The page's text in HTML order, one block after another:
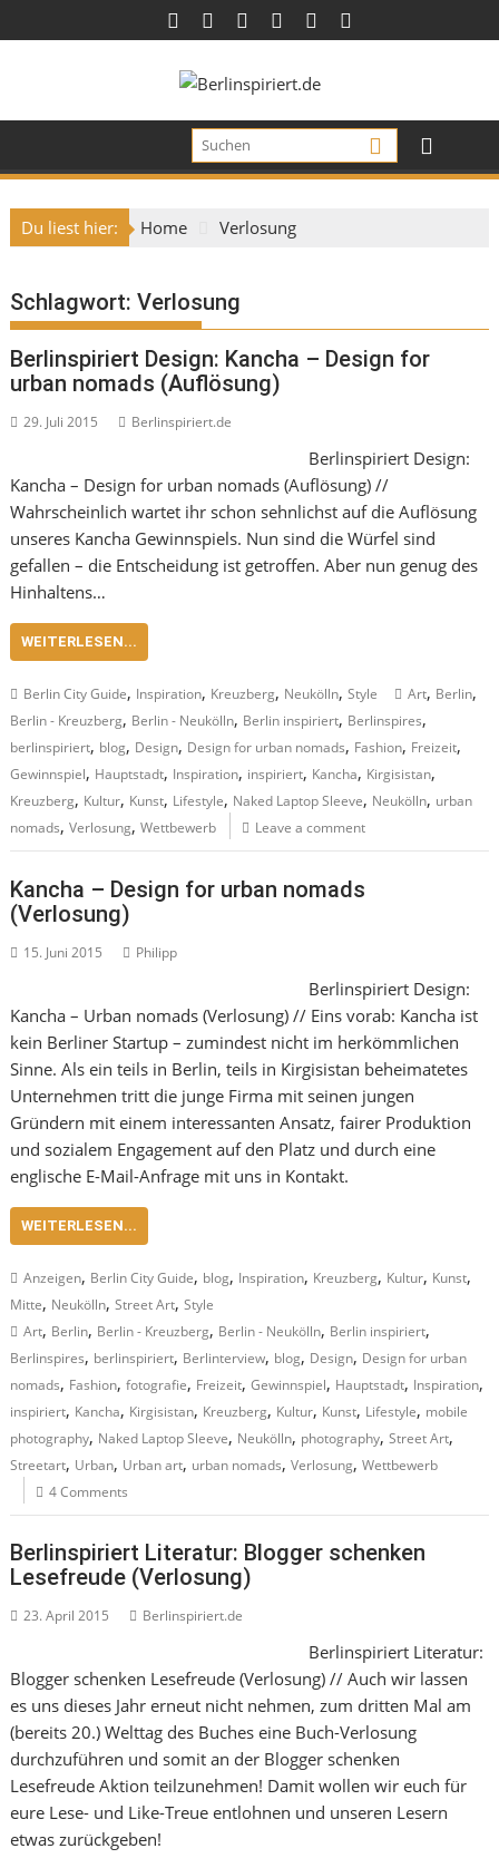
to
Du liest hier: Home Verlosung
Schlagwort:Verlosung
Berlinspiriert Design: Kancha – Design for
urban nomads (Auflösung)
29. Juli 2015 Berlinspiriert.de
Berlinspiriert Design:
Kancha – Design for urban nomads (Auflösung) //
Wahrscheinlich wartet ihr schon sehnlichst auf die Auflösung
unseres Kancha Gewinnspiels. Nun sind die Würfel sind
gefallen – die Entscheidung ist getroffen. Aber nun genug des
Hinhaltens…
WEITERLESEN...
Berlin City Guide, Inspiration, Kreuzberg, Neukölln,Style Art, Berlin,
Berlin - Kreuzberg, Berlin - Neukölln, Berlin inspiriert, Berlinspires,
berlinspiriert, blog, Design, Design for urban nomads, Fashion, Freizeit,
Gewinnspiel, Hauptstadt, Inspiration, inspiriert, Kancha, Kirgisistan,
Kreuzberg, Kultur, Kunst, Lifestyle, Naked Laptop Sleeve, Neukölln, urban
nomads,Verlosung,Wettbewerb Leave a comment
Kancha – Design for urban nomads
(Verlosung)
15. Juni 2015 Philipp
Berlinspiriert Design:
Kancha – Urban nomads (Verlosung) // Eins vorab: Kancha ist
kein Berliner Startup – zumindest nicht im herkömmlichen
Sinne. Als ein teils in Berlin, teils in Kirgisistan beheimatetes
Unternehmen tritt die junge Firma mit seinen jungen
Gründern mit einem interessanten Ansatz, fairer Produktion
und sozialem Engagement auf den Platz und durch eine
englische E-Mail-Anfrage mit uns in Kontakt.
WEITERLESEN...
Anzeigen, Berlin City Guide, blog, Inspiration, Kreuzberg, Kultur, Kunst,
Mitte, Neukölln,Street Art,Style
Art, Berlin, Berlin - Kreuzberg, Berlin - Neukölln, Berlin inspiriert,
Berlinspires, berlinspiriert, Berlinterview, blog, Design, Design for urban
nomads, Fashion,fotografie, Freizeit,Gewinnspiel, Hauptstadt, Inspiration,
inspiriert, Kancha, Kirgisistan, Kreuzberg, Kultur, Kunst, Lifestyle, mobile
photography, Naked Laptop Sleeve, Neukölln, photography,Street Art,
Streetart, Urban, Urban art, urban nomads,Verlosung,Wettbewerb
4 Comments
Berlinspiriert Literatur: Blogger schenken
Lesefreude (Verlosung)
23. April 2015 Berlinspiriert.de
Berlinspiriert Literatur:
Blogger schenken Lesefreude (Verlosung) // Auch wir lassen
es uns dieses Jahr erneut nicht nehmen, zum dritten Mal am
(bereits 20.) Welttag des Buches eine Buch-Verlosung
durchzuführen und somit an der Blogger schenken
Lesefreude Aktion teilzunehmen! Damit wollen wir euch für
eure Lese- und Like-Treue entlohnen und unseren Lesern
etwas zurückgeben!